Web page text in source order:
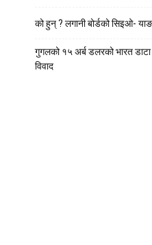
को हुन् ? लगानी बोर्डको सिइओ-
गुगलको १५ अर्ब डलरको भारत डाटा
विवाद